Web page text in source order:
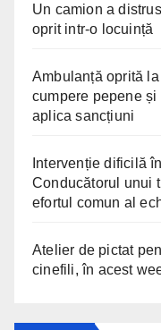
Un camion a
oprit intr-o locuință
Ambulanță oprită
cumpere pepene
aplica sancțiuni
Intervenție dificilă
Conducătorul unui
efortul comun al
Atelier de pictat
cinefili, în acest